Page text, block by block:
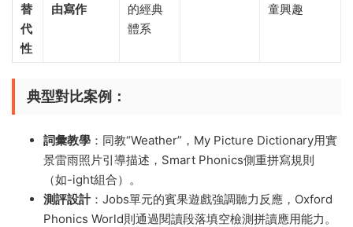
替
代
性​
由寫作​
的經典
體系
童興趣
​典型對比案例​ ​：
​詞彙教學​ ​：同教“Weather”，My Picture Dictionary用實
景雷雨照片引導描述，Smart Phonics側重拼寫規則
（如-ight組合）。
​測評設計​​：Jobs單元的賓果遊戲強調聽力反應，Oxford
Phonics World則通過閱讀段落填空檢測拼讀應用能力。